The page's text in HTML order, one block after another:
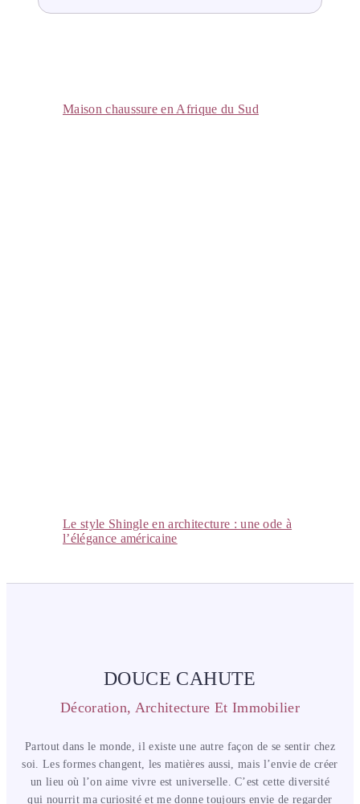
Maison chaussure en Afrique du Sud
Le style Shingle en architecture : une ode à
l’élégance américaine
DOUCE CAHUTE
Décoration, Architecture Et Immobilier
Partout dans le monde, il existe une autre façon de se sentir chez
soi. Les formes changent, les matières aussi, mais l’envie de créer
un lieu où l’on aime vivre est universelle. C’est cette diversité
qui nourrit ma curiosité et me donne toujours envie de regarder